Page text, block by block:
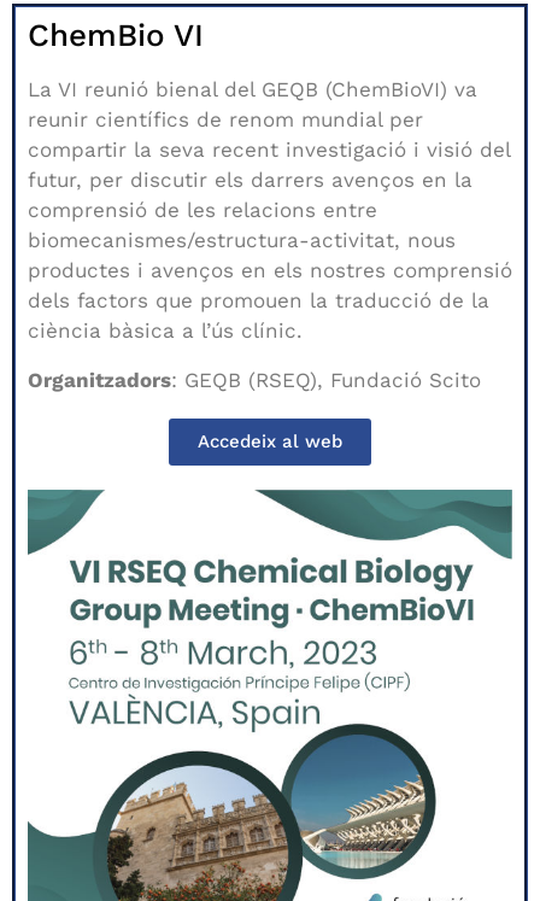
ChemBio VI
La VI reunió bienal del GEQB (ChemBioVI) va
reunir científics de renom mundial per
compartir la seva recent investigació i visió del
futur, per discutir els darrers avenços en la
comprensió de les relacions entre
biomecanismes/estructura-activitat, nous
productes i avenços en els nostres comprensió
dels factors que promouen la traducció de la
ciència bàsica a l’ús clínic.
Organitzadors: GEQB (RSEQ), Fundació Scito
Accedeix al web